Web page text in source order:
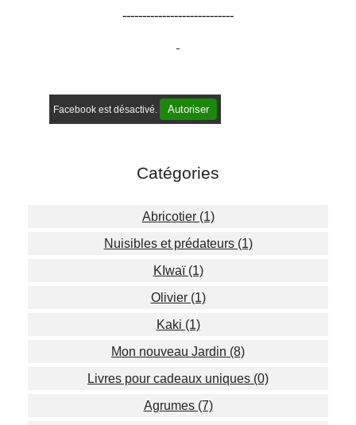
----------------------------
Facebook est désactivé. Autoriser
Catégories
Abricotier (1)
Nuisibles et prédateurs (1)
KIwaï (1)
Olivier (1)
Kaki (1)
Mon nouveau Jardin (8)
Livres pour cadeaux uniques (0)
Agrumes (7)